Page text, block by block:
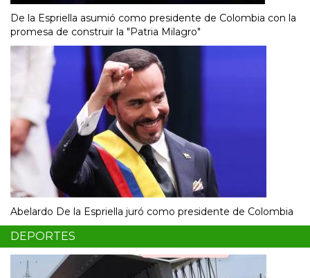
De la Espriella asumió como presidente de Colombia con la
promesa de construir la "Patria Milagro"
Abelardo De la Espriella juró como presidente de Colombia
DEPORTES